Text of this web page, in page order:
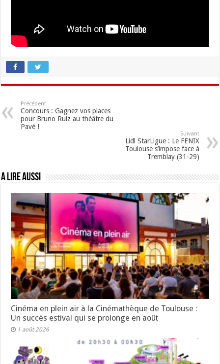
Précédent
Concours : Gagnez vos places
pour Bruno Ruiz au théâtre du
Pavé !
Suivant
Lidl StarLigue : Le FENIX
Toulouse s’impose face à
Tremblay (31-29)
A lire aussi
Cinéma en plein air à la Cinémathèque de Toulouse :
Un succès estival qui se prolonge en août
1 août 2026